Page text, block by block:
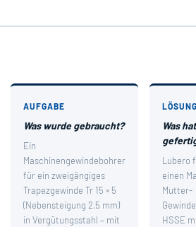
AUFGABE
Was wurde gebraucht?
Ein
Maschinengewindebohrer
für ein zweigängiges
Trapezgewinde Tr 15 × 5
(Nebensteigung 2,5 mm)
in Vergütungsstahl – mit
LÖSUNG
Was
Lubero
einen
Mutter-
HSSE